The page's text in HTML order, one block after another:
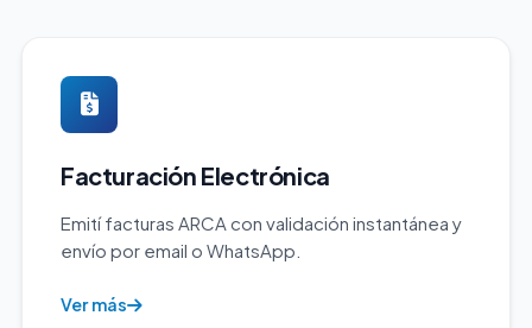
Facturación Electrónica
Emití facturas ARCA con validación instantánea y
envío por email o WhatsApp.
Ver más